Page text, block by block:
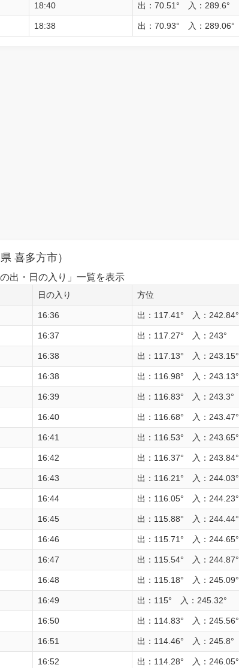
18:40 出：70.51° 入：289.6°
18:38 出：70.93° 入：289.06°
喜多方市）
出・日の入り」一覧を表示
日の入り 方位
16:36 出：117.41° 入：242.84°
16:37 出：117.27° 入：243°
16:38 出：117.13° 入：243.15°
16:38 出：116.98° 入：243.13°
16:39 出：116.83° 入：243.3°
16:40 出：116.68° 入：243.47°
16:41 出：116.53° 入：243.65°
16:42 出：116.37° 入：243.84°
16:43 出：116.21° 入：244.03°
16:44 出：116.05° 入：244.23°
16:45 出：115.88° 入：244.44°
16:46 出：115.71° 入：244.65°
16:47 出：115.54° 入：244.87°
16:48 出：115.18° 入：245.09°
16:49 出：115° 入：245.32°
16:50 出：114.83° 入：245.56°
16:51 出：114.46° 入：245.8°
16:52 出：114.28° 入：246.05°